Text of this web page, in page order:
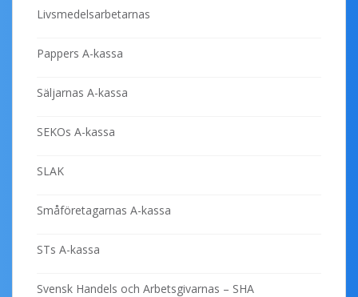
Livsmedelsarbetarnas
Pappers A-kassa
Säljarnas A-kassa
SEKOs A-kassa
SLAK
Småföretagarnas A-kassa
STs A-kassa
Svensk Handels och Arbetsgivarnas – SHA